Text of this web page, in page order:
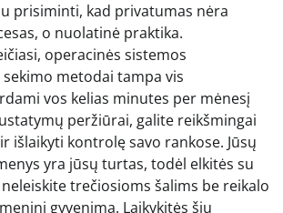
prisiminti, kad privatumas nėra
o nuolatinė praktika.
operacinės sistemos
metodai tampa vis
vos kelias minutes per mėnesį
peržiūrai, galite reikšmingai
išlaikyti kontrolę savo rankose. Jūsų
yra jūsų turtas, todėl elkitės su
trečiosioms šalims be reikalo
gyvenimą. Laikykitės šių